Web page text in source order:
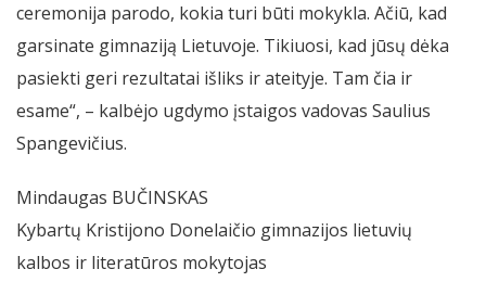
ceremonija parodo, kokia turi būti mokykla. Ačiū, kad
garsinate gimnaziją Lietuvoje. Tikiuosi, kad jūsų dėka
pasiekti geri rezultatai išliks ir ateityje. Tam čia ir
esame“, – kalbėjo ugdymo įstaigos vadovas Saulius
Spangevičius.
Mindaugas BUČINSKAS
Kybartų Kristijono Donelaičio gimnazijos lietuvių
kalbos ir literatūros mokytojas